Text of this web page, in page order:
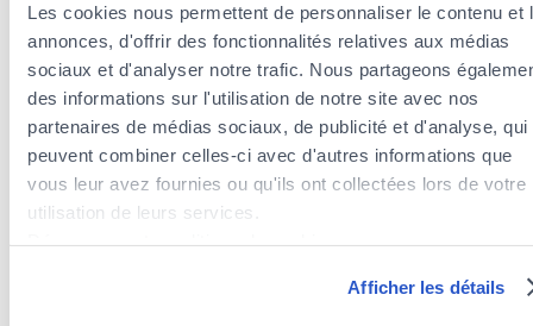
Les cookies nous permettent de personnaliser le contenu et
annonces, d'offrir des fonctionnalités relatives aux médias
sociaux et d'analyser notre trafic. Nous partageons
des informations sur l'utilisation de notre site avec nos
partenaires de médias sociaux, de publicité et d'analyse, qui
peuvent combiner celles-ci avec d'autres informations que
vous leur avez fournies ou qu'ils ont collectées lors de votre
utilisation de leurs services.
Afficher les détails
Insurance agents near the district
Bonnevoie-Sud
Insurance agents in the district of Gasperich
Insurance agents in the district of Belair
Insurance agents in the district of Hollerich
Insurance agents in the district of Kirchberg
Insurance agents in the district of Cessange